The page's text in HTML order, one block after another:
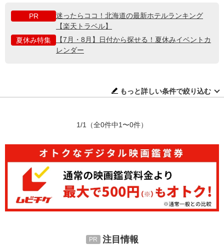
PR
迷ったらココ！北海道の最新ホテルランキング
【楽天トラベル】
夏休み特集
【7月・8月】日付から探せる！夏休みイベントカ
レンダー
もっと詳しい条件で絞り込む
1/1 （全0件中1〜0件）
注目情報